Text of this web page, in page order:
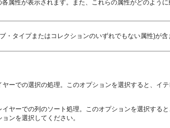
属性が表示されます。また、これらの属性がどのよう
・タイプまたはコレクションのいずれでもない属性)が
ーでの選択の処理。このオプションを選択すると、
ヤーでの列のソート処理。このオプションを選択する
ンを選択してください。